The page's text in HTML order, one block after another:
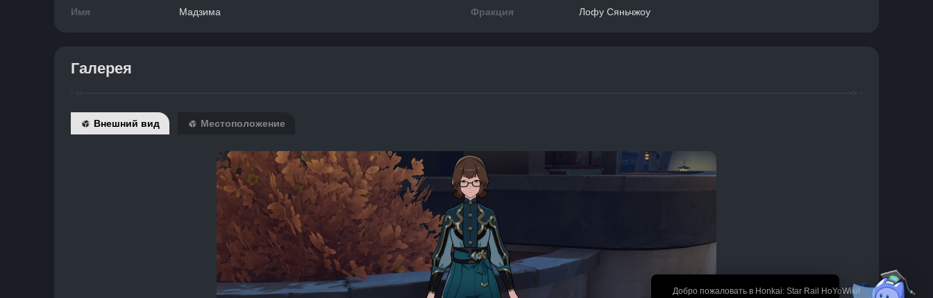
🎉 Добро пожаловать в Honkai: Star Rail HoYoWiki!
Имя Мадзима Фракция Лофу Сяньчжоу
Галерея
Внешний вид Местоположение